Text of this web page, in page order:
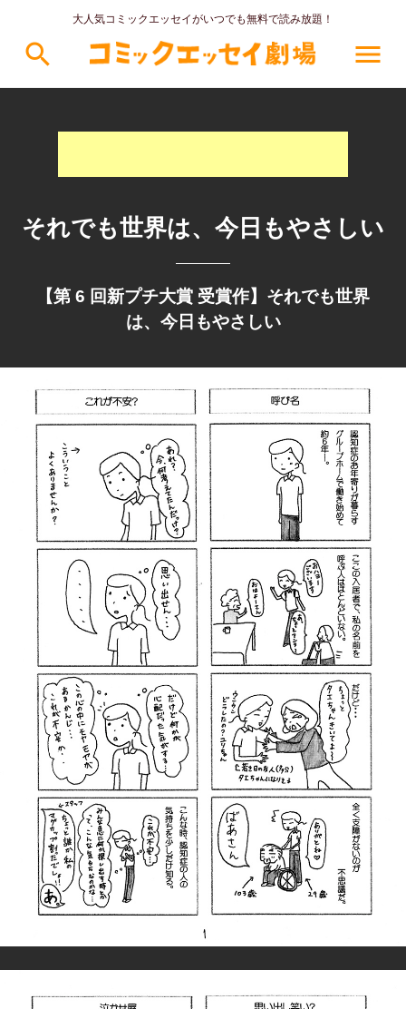
大人気コミックエッセイがいつでも無料で読み放題！
search menu
それでも世界は、今日もやさしい
【第 6 回新プチ大賞 受賞作】それでも世界
は、今日もやさしい